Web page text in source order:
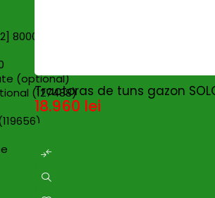
Tractoras de tuns gazon
18.960 lei
8000
(optional)
(127488)